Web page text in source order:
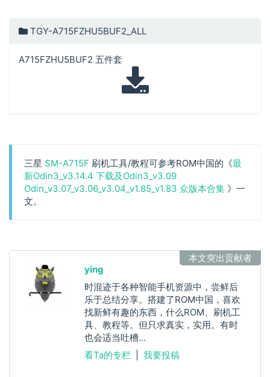
TGY-A715FZHU5BUF2_ALL
A715FZHU5BUF2 五件套
三星 SM-A715F 刷机工具/教程可参考ROM中国的《最
新Odin3_v3.14.4 下载及Odin3_v3.09
Odin_v3.07_v3.06_v3.04_v1.85_v1.83 众版本合集 》一
文。
本文突出贡献者
ying
时混迹于各种智能手机资源中，尝鲜后
乐于总结分享。搭建了ROM中国，喜欢
找新鲜有趣的东西，什么ROM、刷机工
具、教程等。但只求真实，实用。有时
也会适当吐槽...
看Ta的专栏
我要投稿